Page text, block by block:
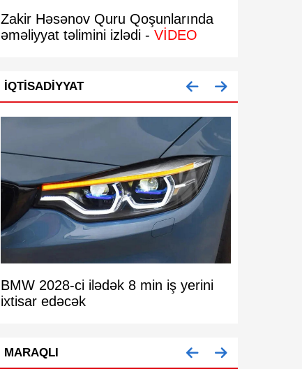
Zakir Həsənov Quru Qoşunlarında
əməliyyat təlimini izlədi - VİDEO
İQTISADIYYAT
BMW 2028-ci ilədək 8 min iş yerini
ixtisar edəcək
MARAQLI